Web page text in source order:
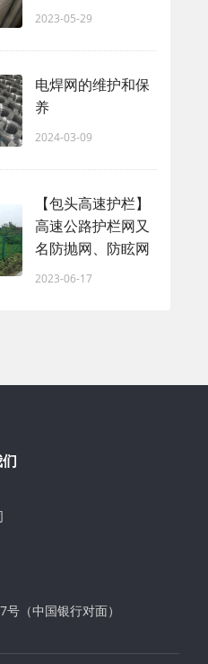
2023-05-29
电焊网的维护和保
养
2024-03-09
【包头高速护栏】
高速公路护栏网又
名防抛网、防眩网
2023-06-17
（中国银行对面）